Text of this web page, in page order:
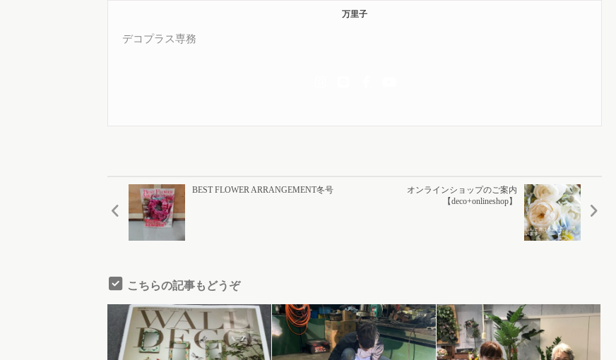
万里子
デコプラス専務
BEST FLOWER ARRANGEMENT冬号
オンラインショップのご案内
【deco+onlineshop】
こちらの記事もどうぞ